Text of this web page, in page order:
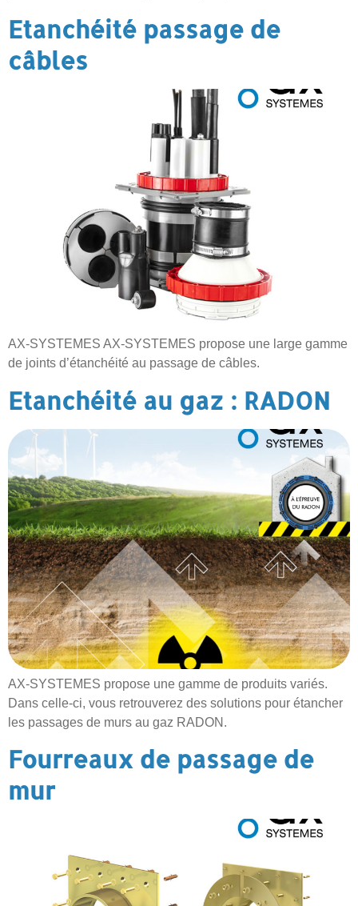
Etanchéité passage de
câbles
AX-SYSTEMES AX-SYSTEMES propose une large gamme
de joints d’étanchéité au passage de câbles.
Etanchéité au gaz : RADON
AX-SYSTEMES propose une gamme de produits variés.
Dans celle-ci, vous retrouverez des solutions pour étancher
les passages de murs au gaz RADON.
Fourreaux de passage de
mur